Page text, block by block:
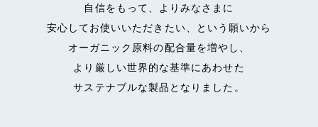
自信をもって、よりみなさまに
安心してお使いいただきたい、という願いから
オーガニック原料の配合量を増やし、
より厳しい世界的な基準にあわせた
サステナブルな製品となりました。